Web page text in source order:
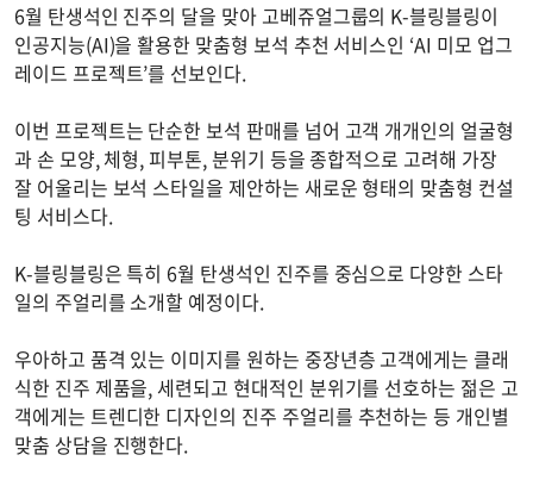
6월 탄생석인 진주의 달을 맞아 고베쥬얼그룹의 K-블링블링이
인공지능(AI)을 활용한 맞춤형 보석 추천 서비스인 ‘AI 미모 업그
레이드 프로젝트’를 선보인다.
이번 프로젝트는 단순한 보석 판매를 넘어 고객 개개인의 얼굴형
과 손 모양, 체형, 피부톤, 분위기 등을 종합적으로 고려해 가장
잘 어울리는 보석 스타일을 제안하는 새로운 형태의 맞춤형 컨설
팅 서비스다.
K-블링블링은 특히 6월 탄생석인 진주를 중심으로 다양한 스타
일의 주얼리를 소개할 예정이다.
우아하고 품격 있는 이미지를 원하는 중장년층 고객에게는 클래
식한 진주 제품을, 세련되고 현대적인 분위기를 선호하는 젊은 고
객에게는 트렌디한 디자인의 진주 주얼리를 추천하는 등 개인별
맞춤 상담을 진행한다.